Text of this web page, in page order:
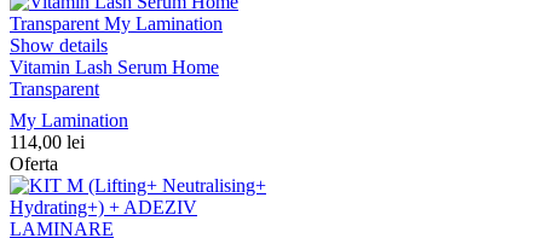
Show details
Vitamin Lash Serum Home
Transparent
My Lamination
114,00 lei
Oferta